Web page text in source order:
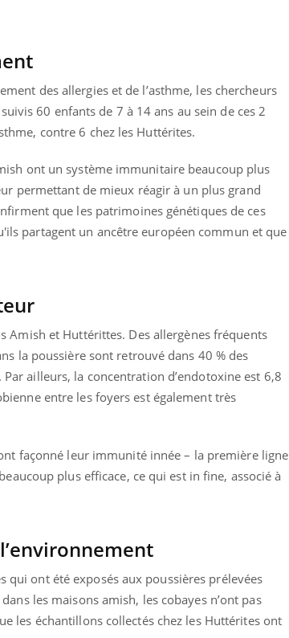
des allergies et de l’asthme, les chercheurs
60 enfants de 7 à 14 ans au sein de ces 2
contre 6 chez les Huttérites.
ont un système immunitaire beaucoup plus
permettant de mieux réagir à un plus grand
que les patrimoines génétiques de ces
partagent un ancêtre européen commun et que
Amish et Huttérittes. Des allergènes fréquents
la poussière sont retrouvé dans 40 % des
ailleurs, la concentration d’endotoxine est 6,8
entre les foyers est également très
façonné leur immunité innée – la première ligne
plus efficace, ce qui est in fine, associé à
ont été exposés aux poussières prélevées
les maisons amish, les cobayes n’ont pas
les échantillons collectés chez les Huttérites ont